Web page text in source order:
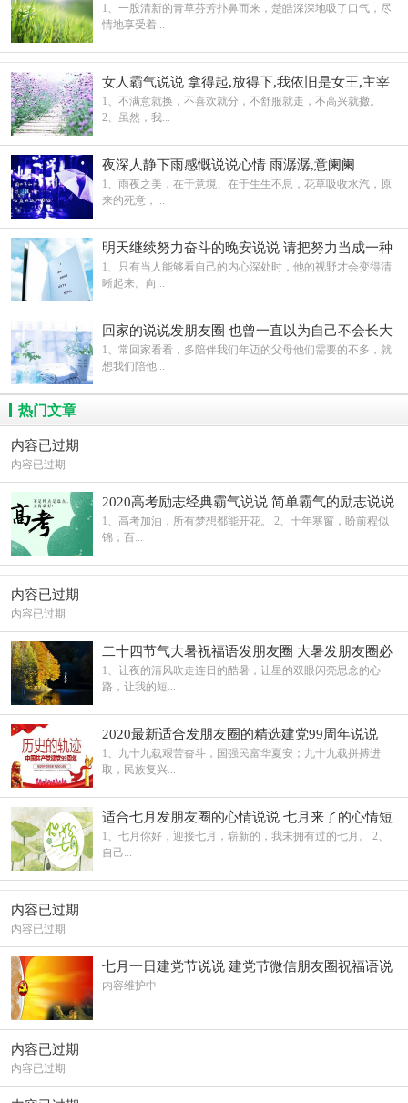
1、一股清新的青草芬芳扑鼻而来，楚皓深深地吸了口气，尽
情地享受着...
女人霸气说说 拿得起,放得下,我依旧是女王,主宰
我的世界
1、不满意就换，不喜欢就分，不舒服就走，不高兴就撤。
2、虽然，我...
夜深人静下雨感慨说说心情 雨潺潺,意阑阑
1、雨夜之美，在于意境、在于生生不息，花草吸收水汽，原
来的死意，...
明天继续努力奋斗的晚安说说 请把努力当成一种
习惯
1、只有当人能够看自己的内心深处时，他的视野才会变得清
晰起来。向...
回家的说说发朋友圈 也曾一直以为自己不会长大
1、常回家看看，多陪伴我们年迈的父母他们需要的不多，就
想我们陪他...
热门文章
内容已过期
内容已过期
2020高考励志经典霸气说说 简单霸气的励志说说
1、高考加油，所有梦想都能开花。 2、十年寒窗，盼前程似
锦；百...
内容已过期
内容已过期
二十四节气大暑祝福语发朋友圈 大暑发朋友圈必
选文案
1、让夜的清风吹走连日的酷暑，让星的双眼闪亮思念的心
路，让我的短...
2020最新适合发朋友圈的精选建党99周年说说
2020年最新朋友圈精选建党节说说
1、九十九载艰苦奋斗，国强民富华夏安；九十九载拼搏进
取，民族复兴...
适合七月发朋友圈的心情说说 七月来了的心情短
语说说大全
1、七月你好，迎接七月，崭新的，我未拥有过的七月。 2、
自己...
内容已过期
内容已过期
七月一日建党节说说 建党节微信朋友圈祝福语说
说
内容维护中
内容已过期
内容已过期